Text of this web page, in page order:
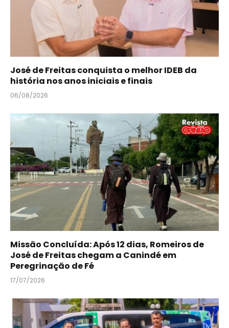
José de Freitas conquista o melhor IDEB da
história nos anos iniciais e finais
06/08/2026
Missão Concluída: Após 12 dias, Romeiros de
José de Freitas chegam a Canindé em
Peregrinação de Fé
17/07/2026